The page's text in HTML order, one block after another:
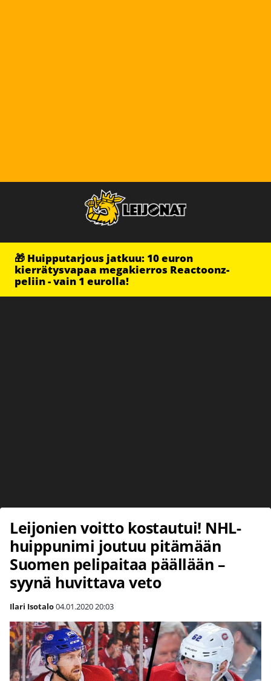
🎁 Huipputarjous jatkuu: 10 euron
kierrätysvapaa megakierros Reactoonz-
peliin - vain 1 eurolla!
Leijonien voitto kostautui! NHL-
huippunimi joutuu pitämään
Suomen pelipaitaa päällään –
syynä huvittava veto
Ilari Isotalo04.01.202020:03